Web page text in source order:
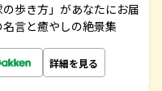
歩き方」があなたにお届
言と癒やしの絶景集
詳細を見る